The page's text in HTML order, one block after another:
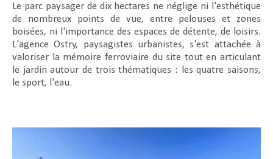
Le parc paysager de dix hectares ne néglige ni l'esthétique
de nombreux points de vue, entre pelouses et zones
boisées, ni l'importance des espaces de détente, de loisirs.
L'agence Ostry, paysagistes urbanistes, s'est attachée à
valoriser la mémoire ferroviaire du site tout en articulant
le jardin autour de trois thématiques : les quatre saisons,
le sport, l'eau.